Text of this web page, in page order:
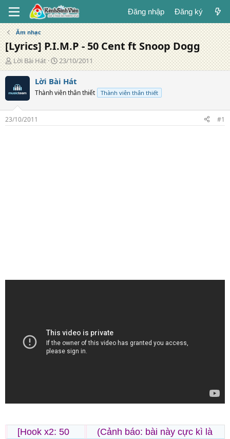
Đăng nhập Đăng ký
Âm nhạc
[Lyrics] P.I.M.P - 50 Cent ft Snoop Dogg
T
á
c
g
i
ả
Lời Bài Hát
N
g
à
y
đ
g
23/10/2011
Lời Bài Hát
Thành viên thân thiết Thành viên thân thiết
23/10/2011 #1
[Hook x2: 50
(Cảnh báo: bài này cực kì là